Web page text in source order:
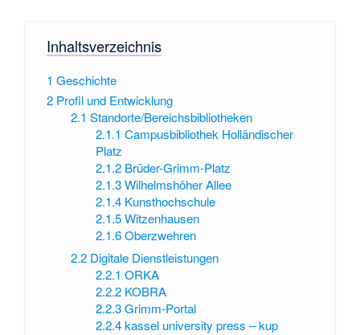
Inhaltsverzeichnis
1 Geschichte
2 Profil und Entwicklung
2.1 Standorte/Bereichsbibliotheken
2.1.1 Campusbibliothek Holländischer
Platz
2.1.2 Brüder-Grimm-Platz
2.1.3 Wilhelmshöher Allee
2.1.4 Kunsthochschule
2.1.5 Witzenhausen
2.1.6 Oberzwehren
2.2 Digitale Dienstleistungen
2.2.1 ORKA
2.2.2 KOBRA
2.2.3 Grimm-Portal
2.2.4 kassel university press – kup